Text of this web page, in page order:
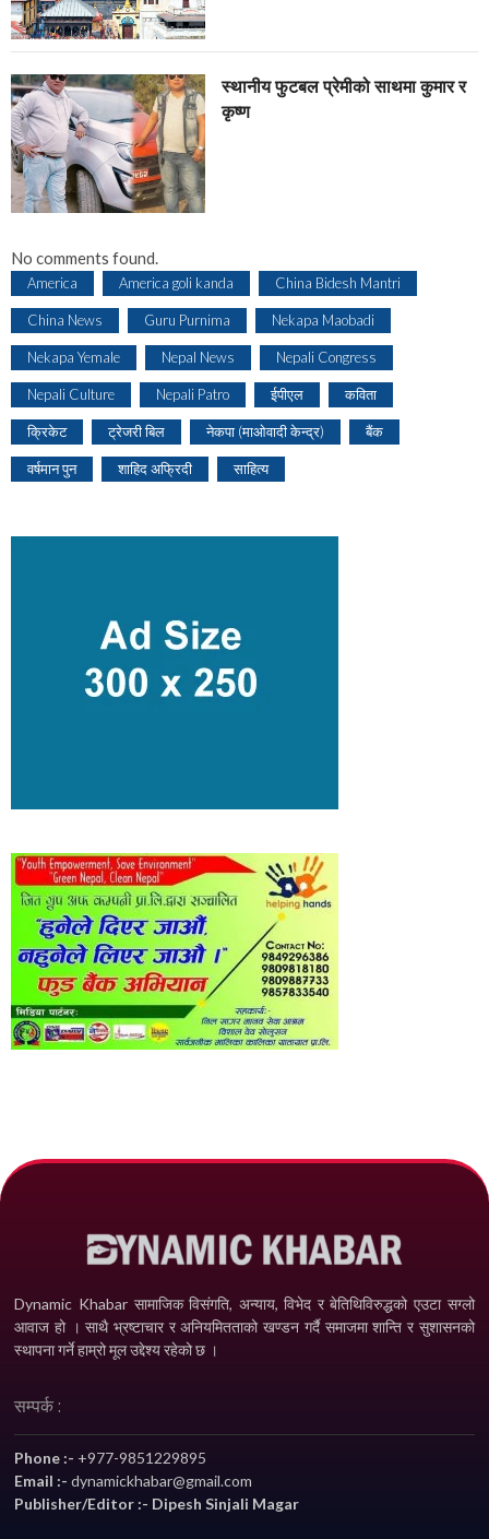
स्थानीय फुटबल प्रेमीको साथमा कुमार र
कृष्ण
No comments found.
America America goli kanda China Bidesh Mantri
China News Guru Purnima Nekapa Maobadi
Nekapa Yemale Nepal News Nepali Congress
Nepali Culture Nepali Patro ईपीएल कविता
क्रिकेट ट्रेजरी बिल नेकपा (माओवादी केन्द्र) बैंक
वर्षमान पुन शाहिद अफ्रिदी साहित्य
Dynamic Khabar सामाजिक विसंगति, अन्याय, विभेद­ र बेतिथिविरुद्धको एउटा सग्लो
आवाज हो । साथै भ्रष्टाचार र अनियमितताको खण्डन गर्दै समाजमा शान्ति र सुशासनको
स्थापना गर्ने हाम्रो मूल उद्देश्य रहेको छ ।
सम्पर्क :
Phone :- +977-9851229895
Email :-dynamickhabar@gmail.com
Publisher/Editor :- Dipesh Sinjali Magar